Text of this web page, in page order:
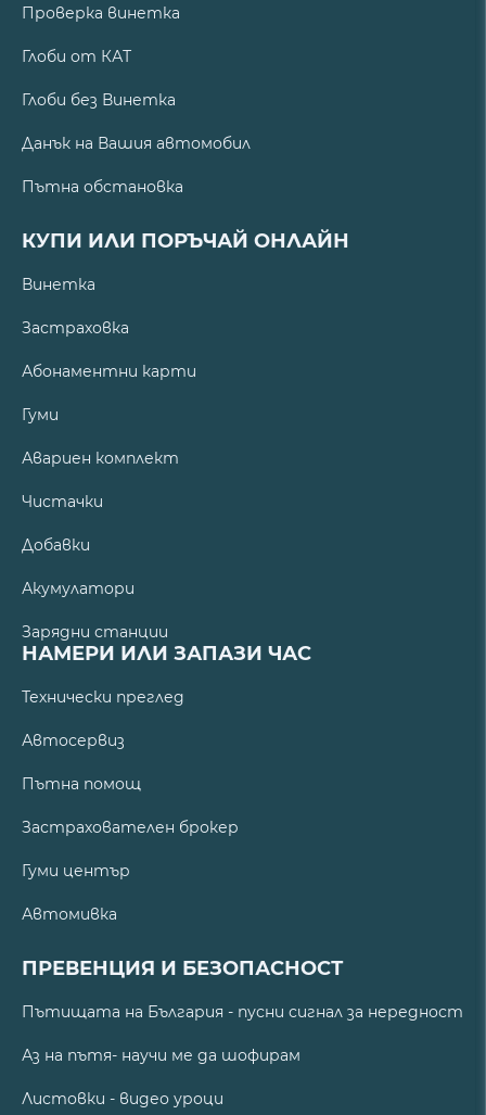
Проверка винетка
Глоби от КАТ
Глоби без Винетка
Данък на Вашия автомобил
Пътна обстановка
КУПИ ИЛИ ПОРЪЧАЙ ОНЛАЙН
Винетка
Застраховка
Абонаментни карти
Гуми
Авариен комплект
Чистачки
Добавки
Акумулатори
Зарядни станции
НАМЕРИ ИЛИ ЗАПАЗИ ЧАС
Технически преглед
Автосервиз
Пътна помощ
Застрахователен брокер
Гуми център
Автомивка
ПРЕВЕНЦИЯ И БЕЗОПАСНОСТ
Пътищата на България - пусни сигнал за нередност
Аз на пътя- научи ме да шофирам
Листовки - видео уроци